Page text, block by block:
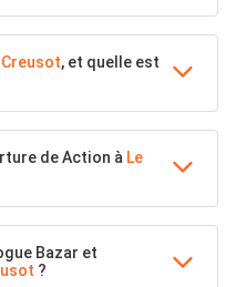
Creusot, et quelle est
de Action à Le
Bazar et
?